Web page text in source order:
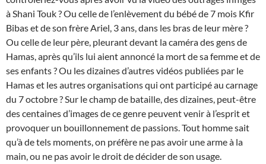
à Shani Touk ? Ou celle de l’enlèvement du bébé de 7 mois Kfir
Bibas et de son frère Ariel, 3 ans, dans les bras de leur mère ?
Ou celle de leur père, pleurant devant la caméra des gens de
Hamas, après qu’ils lui aient annoncé la mort de sa femme et de
ses enfants ? Ou les dizaines d’autres vidéos publiées par le
Hamas et les autres organisations qui ont participé au carnage
du 7 octobre ? Sur le champ de bataille, des dizaines, peut-être
des centaines d’images de ce genre peuvent venir à l’esprit et
provoquer un bouillonnement de passions. Tout homme sait
qu’à de tels moments, on préfère ne pas avoir une arme à la
main, ou ne pas avoir le droit de décider de son usage.